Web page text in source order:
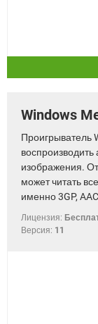
Windows
Проигрыватель
изображения. От
может читать
именно 3GP,
Лицензия:
Версия: 11